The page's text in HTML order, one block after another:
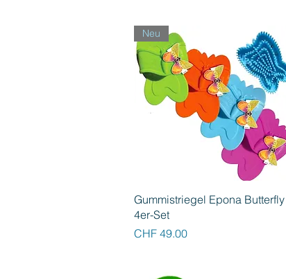
Schnellansicht
Neu
Gummistriegel Epona Butterfly
4er-Set
Preis
CHF 49.00